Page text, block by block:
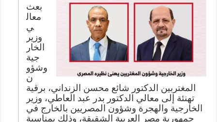
بعث
معال
ي
وزير
الخار
جية
وشؤو
ن
المغتربين الدكتور شائع محسن الزنداني، برقية
تهنئة إلى معالي الدكتور بدر عبد العاطي، وزير
الخارجية والهجرة وشؤون المصريين بالخارج في
جمهورية مصر العربية الشقيقة، وذلك بمناسبة